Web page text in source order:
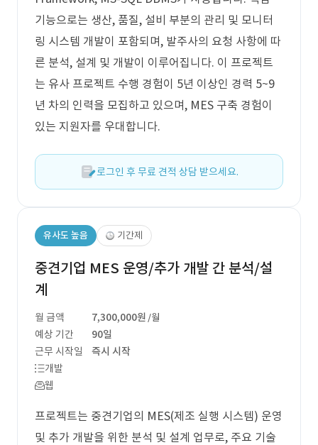
기능으로는 생산, 품질, 설비 부분의 관리 및 모니터
링 시스템 개발이 포함되며, 발주사의 요청 사항에 따
른 분석, 설계 및 개발이 이루어집니다. 이 프로젝트
는 유사 프로젝트 수행 경험이 5년 이상인 경력 5~9
년 차의 인력을 모집하고 있으며, MES 구축 경험이
있는 지원자를 우대합니다.
로그인 후 무료 견적 상담 받으세요.
유사도 높음 기간제
중견기업 MES 운영/추가 개발 간 분석/설
계
월 금액 7,300,000원 /월
예상 기간
90일
근무 시작일
즉시 시작
개발
웹
프로젝트는 중견기업의 MES(제조 실행 시스템) 운영
및 추가 개발을 위한 분석 및 설계 업무로, 주요 기술